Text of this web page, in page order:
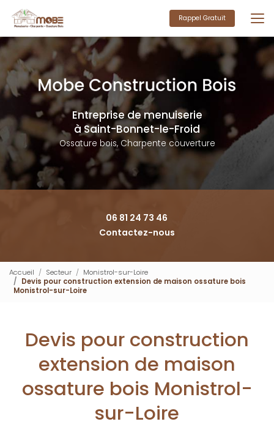
contenu
principal
Rappel Gratuit
Entreprise de menuiserie
à Saint-Bonnet-le-Froid
Ossature bois, Charpente couverture
06 81 24 73 46
Contactez-nous
Accueil Secteur
Monistrol-sur-Loire
Devis pour construction extension de maison ossature bois
Monistrol-sur-Loire
Devis pour construction
extension de maison
ossature bois Monistrol-
sur-Loire